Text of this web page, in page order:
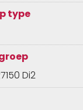
type
Di2